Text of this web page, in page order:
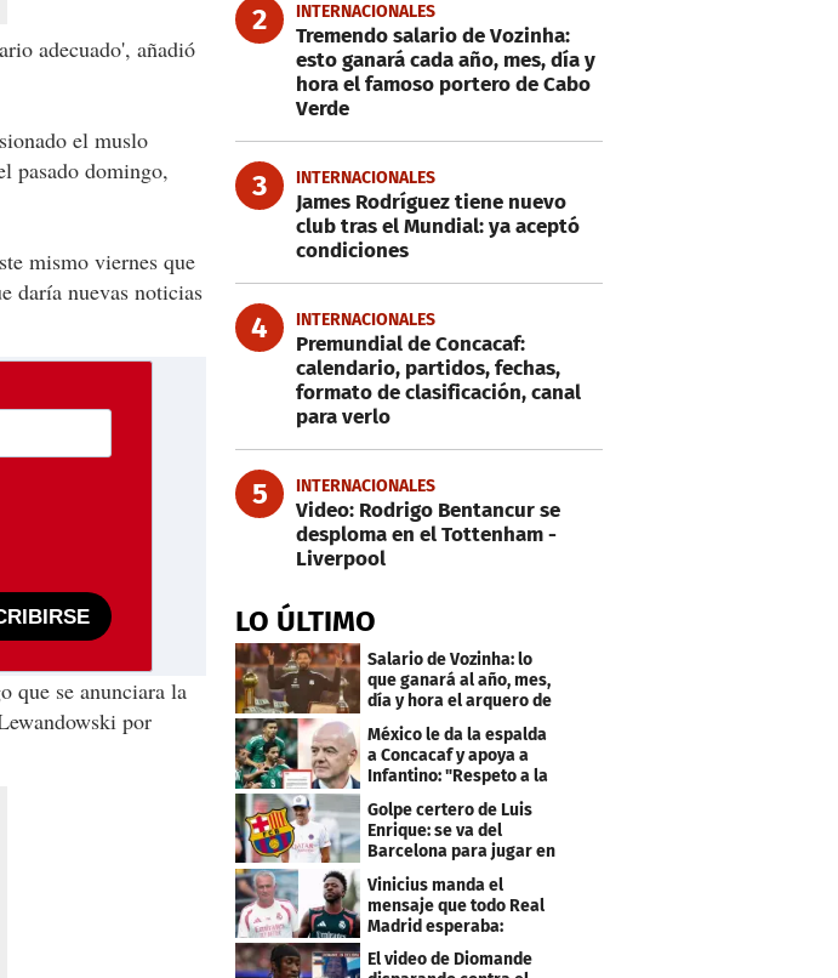
adecuado', añadió
el muslo
pasado domingo,
mismo viernes que
daría nuevas noticias
que se anunciara la
por
2 INTERNACIONALES
Tremendo salario de Vozinha:
esto ganará cada año, mes, día y
hora el famoso portero de Cabo
Verde
3 INTERNACIONALES
James Rodríguez tiene nuevo
club tras el Mundial: ya aceptó
condiciones
4 INTERNACIONALES
Premundial de Concacaf:
calendario, partidos, fechas,
formato de clasificación, canal
para verlo
5 INTERNACIONALES
Video: Rodrigo Bentancur se
desploma en el Tottenham -
Liverpool
LO ÚLTIMO
Salario de Vozinha: lo
que ganará al año, mes,
día y hora el arquero de
Cabo Verde
México le da la espalda
a Concacaf y apoya a
Infantino: "Respeto a la
gobernanza"
Golpe certero de Luis
Enrique: se va del
Barcelona para jugar en
el PSG
Vinicius manda el
mensaje que todo Real
Madrid esperaba:
"Mourinho..."
El video de Diomande